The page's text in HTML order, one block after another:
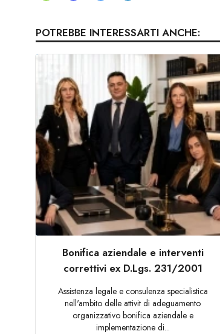
POTREBBE INTERESSARTI ANCHE:
Bonifica aziendale e interventi
correttivi ex D.Lgs. 231/2001
Assistenza legale e consulenza specialistica
nell'ambito delle attivit di adeguamento
organizzativo bonifica aziendale e
implementazione di...